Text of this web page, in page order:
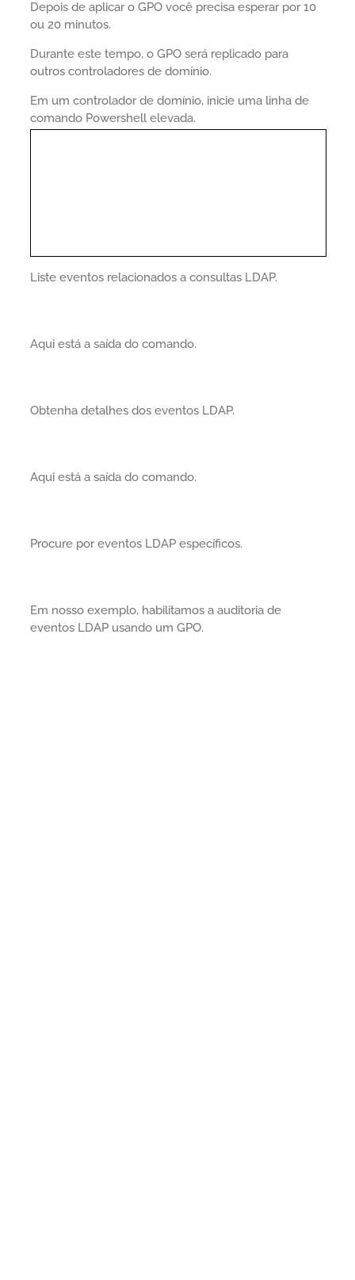
Depois de aplicar o GPO você precisa esperar por 10
ou 20 minutos.
Durante este tempo, o GPO será replicado para
outros controladores de domínio.
Em um controlador de domínio, inicie uma linha de
comando Powershell elevada.
Liste eventos relacionados a consultas LDAP.
Aqui está a saída do comando.
Obtenha detalhes dos eventos LDAP.
Aqui está a saída do comando.
Procure por eventos LDAP específicos.
Em nosso exemplo, habilitamos a auditoria de
eventos LDAP usando um GPO.